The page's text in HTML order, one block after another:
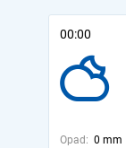
00:00
Opad: 0 mm